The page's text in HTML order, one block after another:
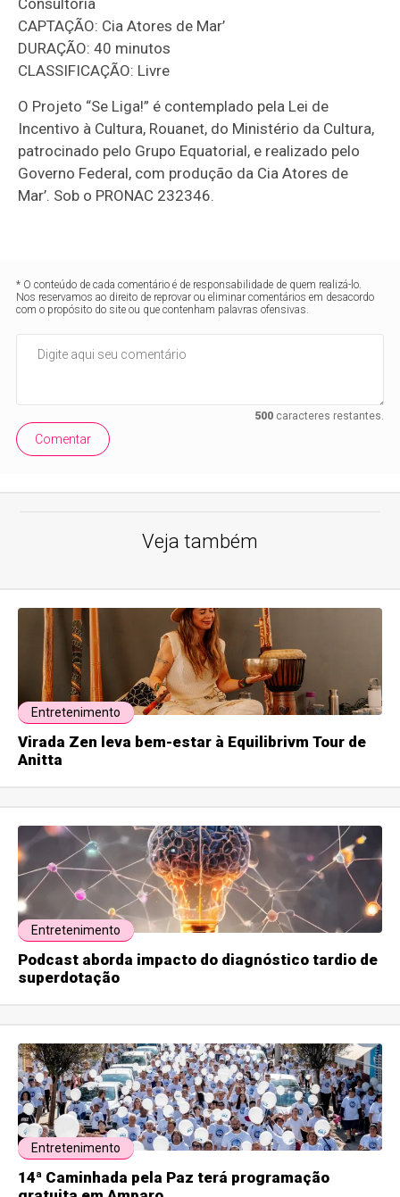
Consultoria
CAPTAÇÃO: Cia Atores de Mar’
DURAÇÃO: 40 minutos
CLASSIFICAÇÃO: Livre
O Projeto “Se Liga!” é contemplado pela Lei de
Incentivo à Cultura, Rouanet, do Ministério da Cultura,
patrocinado pelo Grupo Equatorial, e realizado pelo
Governo Federal, com produção da Cia Atores de
Mar’. Sob o PRONAC 232346.
* O conteúdo de cada comentário é de responsabilidade de quem realizá-lo.
Nos reservamos ao direito de reprovar ou eliminar comentários em desacordo
com o propósito do site ou que contenham palavras ofensivas.
500caracteres restantes.
Comentar
Veja também
Entretenimento
Virada Zen leva bem-estar à Equilibrivm Tour de
Anitta
Entretenimento
Podcast aborda impacto do diagnóstico tardio de
superdotação
Entretenimento
14ª Caminhada pela Paz terá programação